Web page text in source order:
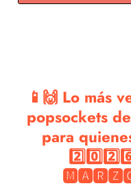
📱🙌 Lo más
popsockets
para
🅼🅰🆁🆉🅾-